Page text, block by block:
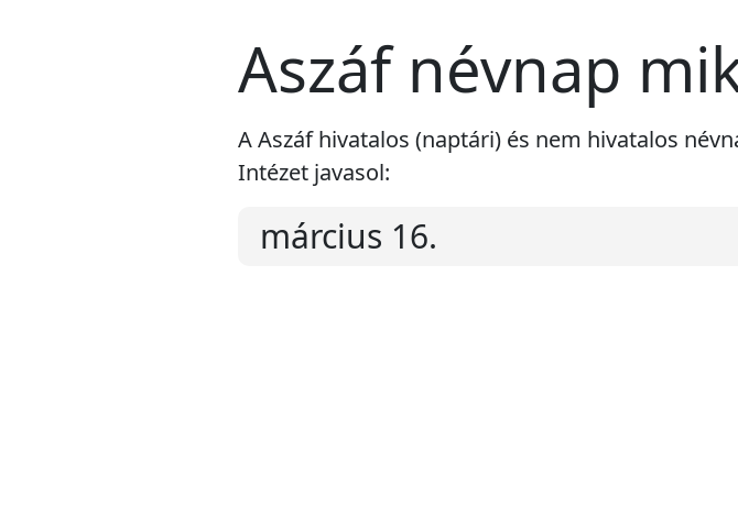
Aszáf névnap
A Aszáf hivatalos (naptári) és nem hivatalos
Intézet javasol:
március 16.